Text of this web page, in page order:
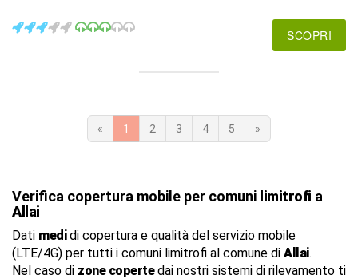
SCOPRI
« 1 2 3 4 5 »
Verifica copertura mobile per comuni limitrofi a
Allai
Dati medidi copertura e qualità del servizio mobile
(LTE/4G) per tutti i comuni limitrofi al comune di Allai.
Nel caso di zone copertedai nostri sistemi di rilevamento ti